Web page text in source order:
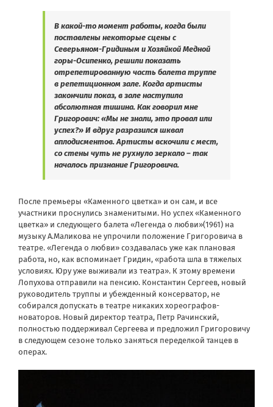
В какой-то момент работы, когда были
поставлены некоторые сцены с
Северьяном-Гридиным и Хозяйкой Медной
горы-Осипенко, решили показать
отрепетированную часть балета труппе
в репетиционном зале. Когда артисты
закончили показ, в зале наступила
абсолютная тишина. Как говорил мне
Григорович: «Мы не знали, это провал или
успех?» И вдруг разразился шквал
аплодисментов. Артисты вскочили с мест,
со стены чуть не рухнуло зеркало – так
началось признание Григоровича.
После премьеры «Каменного цветка» и он сам, и все
участники проснулись знаменитыми. Но успех «Каменного
цветка» и следующего балета «Легенда о любви»(1961) на
музыку А.Маликова не упрочили положение Григоровича в
театре. «Легенда о любви» создавалась уже как плановая
работа, но, как вспоминает Гридин, «работа шла в тяжелых
условиях. Юру уже выживали из театра». К этому времени
Лопухова отправили на пенсию. Константин Сергеев, новый
руководитель труппы и убежденный консерватор, не
собирался допускать в театре никаких хореографов-
новаторов. Новый директор театра, Петр Рачинский,
полностью поддерживал Сергеева и предложил Григоровичу
в следующем сезоне только заняться переделкой танцев в
операх.